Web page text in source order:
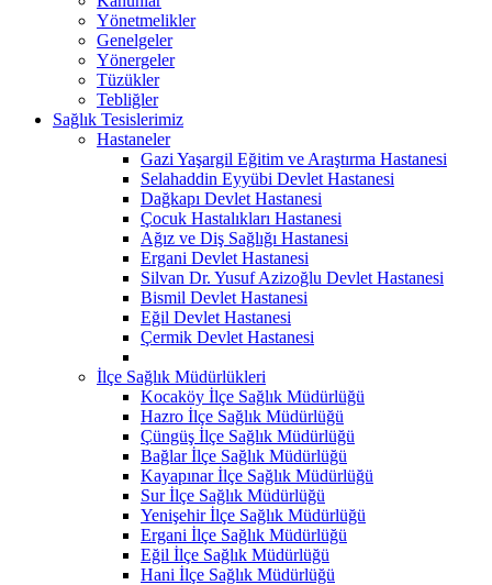
Yönetmelikler
Genelgeler
Yönergeler
Tüzükler
Tebliğler
Sağlık Tesislerimiz
Hastaneler
Gazi Yaşargil Eğitim ve Araştırma Hastanesi
Selahaddin Eyyübi Devlet Hastanesi
Dağkapı Devlet Hastanesi
Çocuk Hastalıkları Hastanesi
Ağız ve Diş Sağlığı Hastanesi
Ergani Devlet Hastanesi
Silvan Dr. Yusuf Azizoğlu Devlet Hastanesi
Bismil Devlet Hastanesi
Eğil Devlet Hastanesi
Çermik Devlet Hastanesi
İlçe Sağlık Müdürlükleri
Kocaköy İlçe Sağlık Müdürlüğü
Hazro İlçe Sağlık Müdürlüğü
Çüngüş İlçe Sağlık Müdürlüğü
Bağlar İlçe Sağlık Müdürlüğü
Kayapınar İlçe Sağlık Müdürlüğü
Sur İlçe Sağlık Müdürlüğü
Yenişehir İlçe Sağlık Müdürlüğü
Ergani İlçe Sağlık Müdürlüğü
Eğil İlçe Sağlık Müdürlüğü
Hani İlçe Sağlık Müdürlüğü